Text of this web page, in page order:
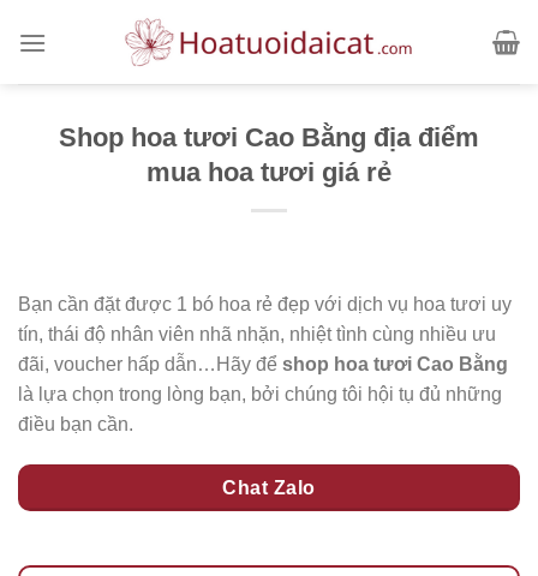
Shop hoa tươi Cao Bằng địa điểm
mua hoa tươi giá rẻ
Bạn cần đặt được 1 bó hoa rẻ đẹp với dịch vụ hoa tươi uy
tín, thái độ nhân viên nhã nhặn, nhiệt tình cùng nhiều ưu
đãi, voucher hấp dẫn…Hãy để shop hoa tươi Cao Bằng
là lựa chọn trong lòng bạn, bởi chúng tôi hội tụ đủ những
điều bạn cần.
Chat Zalo